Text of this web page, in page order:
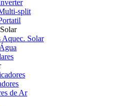
split
Aquec. Solar
de Ar